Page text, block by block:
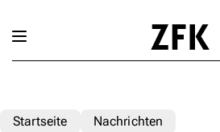
Startseite Nachrichten